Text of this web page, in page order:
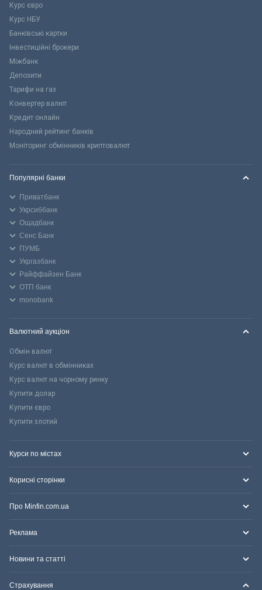
Курс євро
Курс НБУ
Банківські картки
Інвестиційні брокери
Міжбанк
Депозити
Тарифи на газ
Конвертер валют
Кредит онлайн
Народний рейтинг банків
Моніторинг обмінників криптовалют
Популярні банки
Приватбанк
Укрсиббанк
Ощадбанк
Сенс Банк
ПУМБ
Укргазбанк
Райффайзен Банк
ОТП банк
monobank
Валютний аукціон
Обмін валют
Курс валют в обмінниках
Курс валют на чорному ринку
Купити долар
Купити євро
Купити злотий
Курси по містах
Корисні сторінки
Про Minfin.com.ua
Реклама
Новини та статті
Страхування